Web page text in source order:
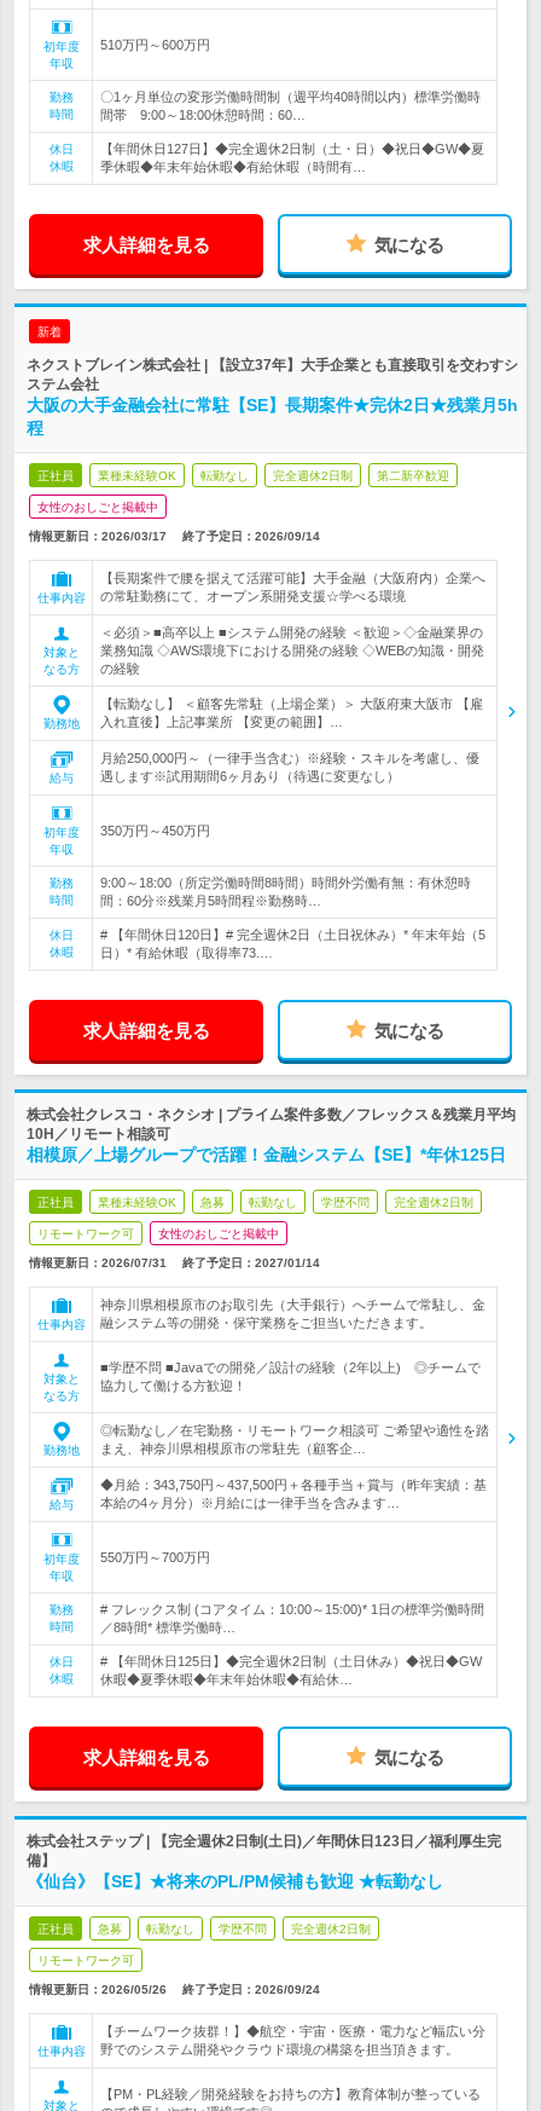
初年度
年収
510万円～600万円
勤務
時間
〇1ヶ月単位の変形労働時間制（週平均40時間以内）標準労働時
間帯 9:00～18:00休憩時間：60…
休日
休暇
【年間休日127日】◆完全週休2日制（土・日）◆祝日◆GW◆夏
季休暇◆年末年始休暇◆有給休暇（時間有…
求人詳細を見る 気になる
新着
ネクストブレイン株式会社 | 【設立37年】大手企業とも直接取引を交わすシ
ステム会社
大阪の大手金融会社に常駐【SE】長期案件★完休2日★残業月5h
程
正社員 業種未経験OK 転勤なし 完全週休2日制 第二新卒歓迎
女性のおしごと掲載中
情報更新日：2026/03/17 終了予定日： 2026/09/14
仕事内容
【長期案件で腰を据えて活躍可能】大手金融（大阪府内）企業へ
の常駐勤務にて、オープン系開発支援☆学べる環境
対象と
なる方
＜必須＞■高卒以上 ■システム開発の経験 ＜歓迎＞◇金融業界の
業務知識 ◇AWS環境下における開発の経験 ◇WEBの知識・開発
の経験
勤務地
【転勤なし】 ＜顧客先常駐（上場企業）＞ 大阪府東大阪市 【雇
入れ直後】上記事業所 【変更の範囲】…
給与
月給250,000円～（一律手当含む）※経験・スキルを考慮し、優
遇します※試用期間6ヶ月あり（待遇に変更なし）
初年度
年収
350万円～450万円
勤務
時間
9:00～18:00（所定労働時間8時間）時間外労働有無：有休憩時
間：60分※残業月5時間程※勤務時…
休日
休暇
# 【年間休日120日】# 完全週休2日（土日祝休み）* 年末年始（5
日）* 有給休暇（取得率73.…
求人詳細を見る 気になる
株式会社クレスコ・ネクシオ | プライム案件多数／フレックス＆残業月平均
10H／リモート相談可
相模原／上場グループで活躍！金融システム【SE】*年休125日
正社員 業種未経験OK 急募 転勤なし 学歴不問 完全週休2日制
リモートワーク可 女性のおしごと掲載中
情報更新日：2026/07/31 終了予定日： 2027/01/14
仕事内容
神奈川県相模原市のお取引先（大手銀行）へチームで常駐し、金
融システム等の開発・保守業務をご担当いただきます。
対象と
なる方
■学歴不問 ■Javaでの開発／設計の経験（2年以上) ◎チームで
協力して働ける方歓迎！
勤務地
◎転勤なし／在宅勤務・リモートワーク相談可 ご希望や適性を踏
まえ、神奈川県相模原市の常駐先（顧客企…
給与
◆月給：343,750円～437,500円＋各種手当＋賞与（昨年実績：基
本給の4ヶ月分）※月給には一律手当を含みます…
初年度
年収
550万円～700万円
勤務
時間
# フレックス制 (コアタイム：10:00～15:00)* 1日の標準労働時間
／8時間* 標準労働時…
休日
休暇
# 【年間休日125日】◆完全週休2日制（土日休み）◆祝日◆GW
休暇◆夏季休暇◆年末年始休暇◆有給休…
求人詳細を見る 気になる
株式会社ステップ | 【完全週休2日制(土日)／年間休日123日／福利厚生完
備】
《仙台》【SE】★将来のPL/PM候補も歓迎 ★転勤なし
正社員 急募 転勤なし 学歴不問 完全週休2日制
リモートワーク可
情報更新日：2026/05/26 終了予定日： 2026/09/24
仕事内容
【チームワーク抜群！】◆航空・宇宙・医療・電力など幅広い分
野でのシステム開発やクラウド環境の構築を担当頂きます。
対象と
【PM・PL経験／開発経験をお持ちの方】教育体制が整っている